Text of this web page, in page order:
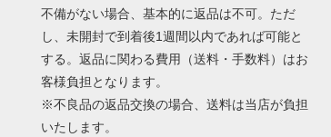
不備がない場合、基本的に返品は不可。ただ
し、未開封で到着後1週間以内であれば可能と
する。返品に関わる費用（送料・手数料）はお
客様負担となります。
※不良品の返品交換の場合、送料は当店が負担
いたします。